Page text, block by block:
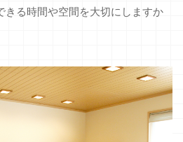
きる時間や空間を大切にしますか